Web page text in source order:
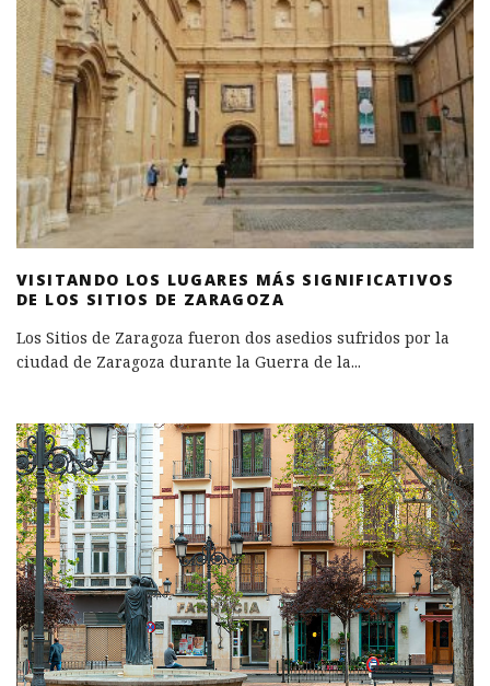
VISITANDO LOS LUGARES MÁS SIGNIFICATIVOS
DE LOS SITIOS DE ZARAGOZA
Los Sitios de Zaragoza fueron dos asedios sufridos por la
ciudad de Zaragoza durante la Guerra de la...